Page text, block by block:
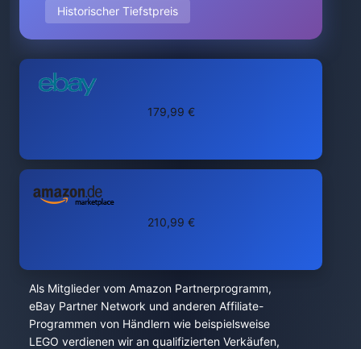
Historischer Tiefstpreis
179,99 €
210,99 €
Als Mitglieder vom Amazon Partnerprogramm,
eBay Partner Network und anderen Affiliate-
Programmen von Händlern wie beispielsweise
LEGO verdienen wir an qualifizierten Verkäufen,